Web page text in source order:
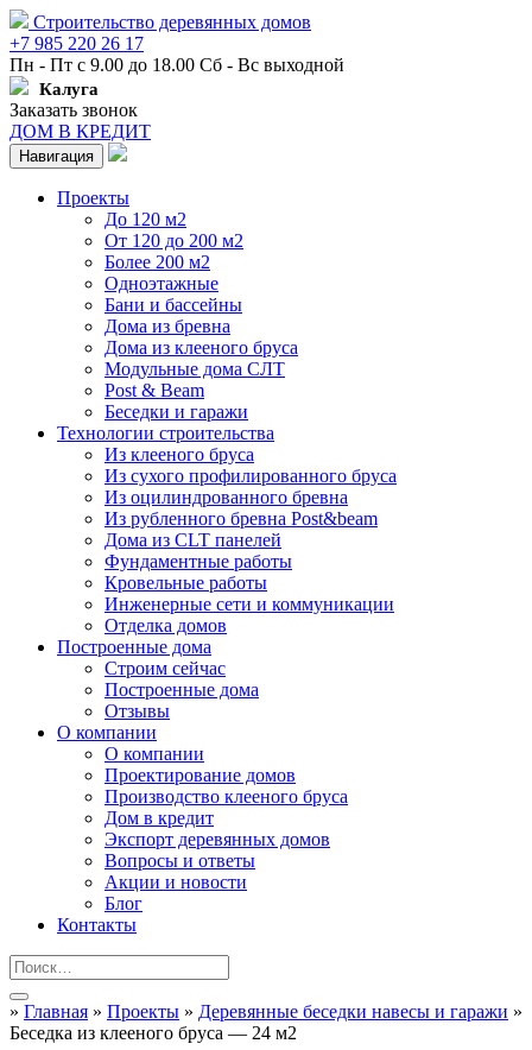
Строительство деревянных домов
+7 985 220 26 17
Пн - Пт с 9.00 до 18.00 Сб - Вс выходной
Калуга
Заказать звонок
ДОМ В КРЕДИТ
Навигация
Проекты
До 120 м2
От 120 до 200 м2
Более 200 м2
Одноэтажные
Бани и бассейны
Дома из бревна
Дома из клееного бруса
Модульные дома СЛТ
Post & Beam
Беседки и гаражи
Технологии строительства
Из клееного бруса
Из сухого профилированного бруса
Из оцилиндрованного бревна
Из рубленного бревна Post&beam
Дома из CLT панелей
Фундаментные работы
Кровельные работы
Инженерные сети и коммуникации
Отделка домов
Построенные дома
Строим сейчас
Построенные дома
Отзывы
О компании
О компании
Проектирование домов
Производство клееного бруса
Дом в кредит
Экспорт деревянных домов
Вопросы и ответы
Акции и новости
Блог
Контакты
» Главная » Проекты » Деревянные беседки навесы и гаражи »
Беседка из клееного бруса — 24 м2